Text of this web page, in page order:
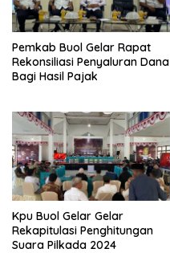
Pemkab Buol Gelar Rapat
Rekonsiliasi Penyaluran Dana
Bagi Hasil Pajak
Kpu Buol Gelar Gelar
Rekapitulasi Penghitungan
Suara Pilkada 2024